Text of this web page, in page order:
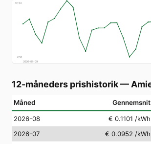
€153
€50
2026-07-09
12-måneders prishistorik—
Måned Gennemsnit
2026-08 € 0.1101 /kWh
2026-07
€ 0.0952 /kWh